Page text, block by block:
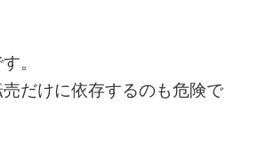
。
だけに依存するのも危険で